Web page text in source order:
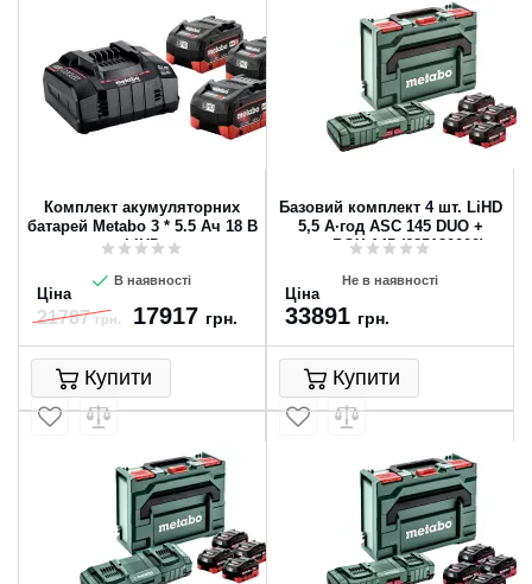
Комплект акумуляторних
батарей Metabo 3 * 5.5 Ач 18 В
LiHD
В наявності
Ціна
21787грн. 17917 грн.
Купити
Базовий комплект 4 шт. LiHD
5,5 А·год ASC 145 DUO +
metaBOX 145 (685180000)
Не в наявності
Ціна
33891 грн.
Купити